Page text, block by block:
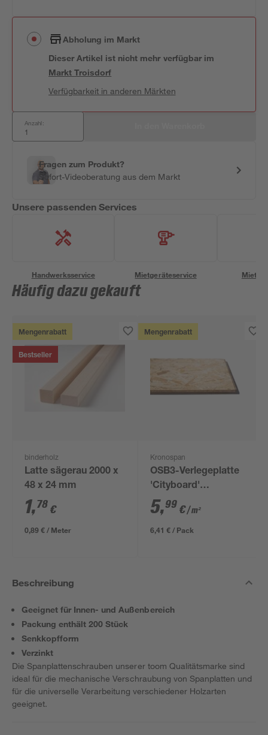
Abholung im Markt
Dieser Artikel ist nicht mehr verfügbar im
MarktTroisdorf
Verfügbarkeit in anderen Märkten
Anzahl:
Fragen zum Produkt?
Sofort-Videoberatung aus dem Markt
Unsere passenden Services
Handwerksservice Mietgeräteservice
Häufig dazu gekauft
Mengenrabatt
Bestseller
binderholz
Latte sägerau 2000 x
48 x 24 mm
1,78 €
0,89 € / Meter
Mengenrabatt
Kronospan
OSB3-Verlegeplatte
'Cityboard'
ungeschliffen 1690 x
634 x 12 mm
5,99 €/ m²
6,41 € / Pack
Beschreibung
Geeignet für Innen- und Außenbereich
Packung enthält 200 Stück
Senkkopfform
Verzinkt
Die Spanplattenschrauben unserer toom Qualitätsmarke sind
ideal für die mechanische Verschraubung von Spanplatten und
für die universelle Verarbeitung verschiedener Holzarten
geeignet.